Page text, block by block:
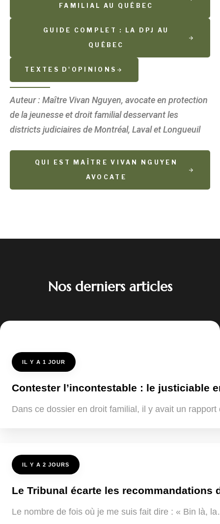
FAMILIAL AU QUÉBEC
GUIDE COMPLET : LA DPJ AU
QUÉBEC
TEXTES D'OPINIONS
Auteur : Maître Vivan Nguyen, avocate en protection
de la jeunesse et droit familial desservant les
districts judiciaires de Montréal, Laval et Longueuil
QUI EST MAÎTRE VIVAN NGUYEN
AVOCATE
Nos derniers articles
IL Y A 1 JOUR
Contester l’incontestable : le justiciable
Dans ce dossier en droit familial, il y avait un
IL Y A 2 JOURS
Le Tribunal écarte les recommandations
Le nombre de fois où je me suis fait dire : « Bin là,